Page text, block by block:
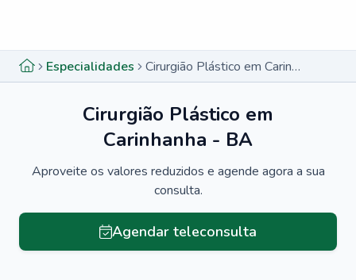
Especialidades Cirurgião Plástico em Carinhanha - BA
Cirurgião Plástico em
Carinhanha - BA
Aproveite os valores reduzidos e agende agora a sua
consulta.
Agendar teleconsulta